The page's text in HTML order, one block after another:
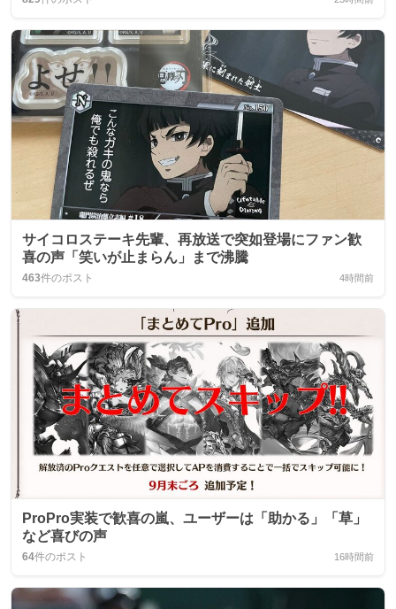
サイコロステーキ先輩、再放送で突如登場にファン歓
喜の声「笑いが止まらん」まで沸騰
463件のポスト 4時間前
ProPro実装で歓喜の嵐、ユーザーは「助かる」「草」
など喜びの声
64件のポスト 16時間前